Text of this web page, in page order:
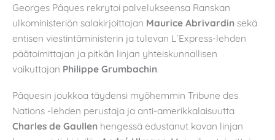
Georges Pâques rekrytoi palvelukseensa Ranskan
ulkoministeriön salakirjoittajan Maurice Abrivardin sekä
entisen viestintäministerin ja tulevan L´Express-lehden
päätoimittajan ja pitkän linjan yhteiskunnallisen
vaikuttajan Philippe Grumbachin.
Pâquesin joukkoa täydensi myöhemmin Tribune des
Nations -lehden perustaja ja anti-amerikkalaisuutta
Charles de Gaullen hengessä edustanut kovan linjan